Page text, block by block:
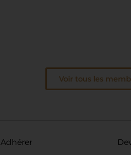
Voir tous les
Adhérer